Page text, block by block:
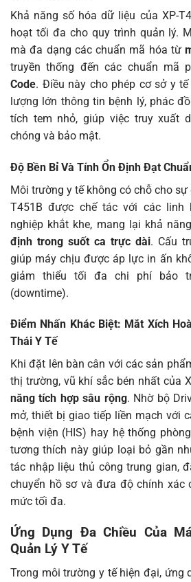
Khả năng số hóa dữ liệu của XP-
hoạt tối đa cho quy trình quản lý.
mà đa dạng các chuẩn mã hóa từ
truyền thống đến các chuẩn mã
Code. Điều này cho phép cơ sở y
lượng lớn thông tin bệnh lý, phác
tích tem nhỏ, giúp việc truy xuất
chóng và bảo mật.
Độ Bền Bỉ Và Tính Ổn Định Đạt
Môi trường y tế không có chỗ cho
T451B được chế tác với các linh
nghiệp khắt khe, mang lại khả
định trong suốt ca trực dài. Cấu
giúp máy chịu được áp lực in ấn
giảm thiểu tối đa chi phí bảo
(downtime).
Điểm Nhấn Khác Biệt: Mắt Xích
Thái Y Tế
Khi đặt lên bàn cân với các sản
thị trường, vũ khí sắc bén nhất của
năng tích hợp sâu rộng. Nhờ bộ
mở, thiết bị giao tiếp liền mạch với
bệnh viện (HIS) hay hệ thống
tương thích này giúp loại bỏ gần
tác nhập liệu thủ công trung gian,
chuyển hồ sơ và đưa độ chính xác
mức tối đa.
Ứng Dụng Đa Chiều Của
Quản Lý Y Tế
Trong môi trường y tế hiện đại, ứng